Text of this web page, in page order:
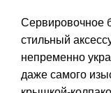
Сервировочное
стильный
непременно
даже самого